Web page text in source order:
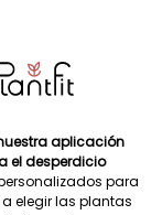
aplicación
el desperdicio
para
elegir las plantas